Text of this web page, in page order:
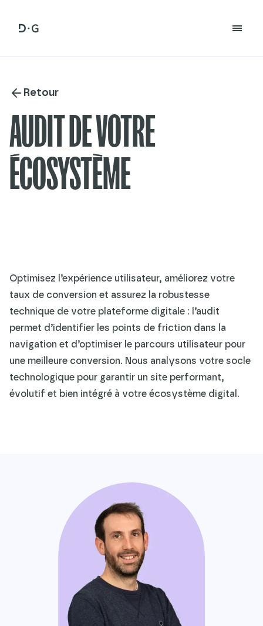
Retour
AUDIT DE VOTRE
ÉCOSYSTÈME
Optimisez l’expérience utilisateur, améliorez votre
taux de conversion et assurez la robustesse
technique de votre plateforme digitale : l’audit
permet d’identifier les points de friction dans la
navigation et d’optimiser le parcours utilisateur pour
une meilleure conversion. Nous analysons votre socle
technologique pour garantir un site performant,
évolutif et bien intégré à votre écosystème digital.